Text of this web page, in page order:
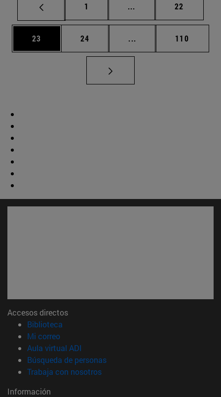
Página
1 ... Páginas intermedias
Página
22
Página
23 Página
24 ... Páginas intermedias
Página
110
Accesos directos
Biblioteca
Mi correo(abre en nueva ventana)
Aula virtual ADI
Búsqueda de personas(abre en nueva ventana)
Trabaja con nosotros(abre en nueva ventana)
Información